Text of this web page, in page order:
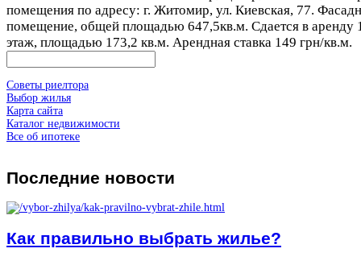
помещения по адресу: г. Житомир, ул. Киевская, 77.
помещение, общей площадью 647,5кв.м. Сдается в аренду
этаж, площадью 173,2 кв.м. Арендная ставка 149 грн/кв.м.
Советы риелтора
Выбор жилья
Карта сайта
Каталог недвижимости
Все об ипотеке
Последние новости
Как правильно выбрать жилье?